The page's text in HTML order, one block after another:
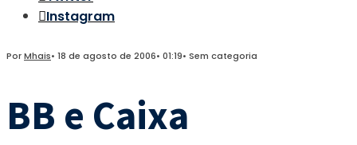
Instagram
PorMhais• 18 de agosto de 2006• 01:19• Sem categoria
BB e Caixa